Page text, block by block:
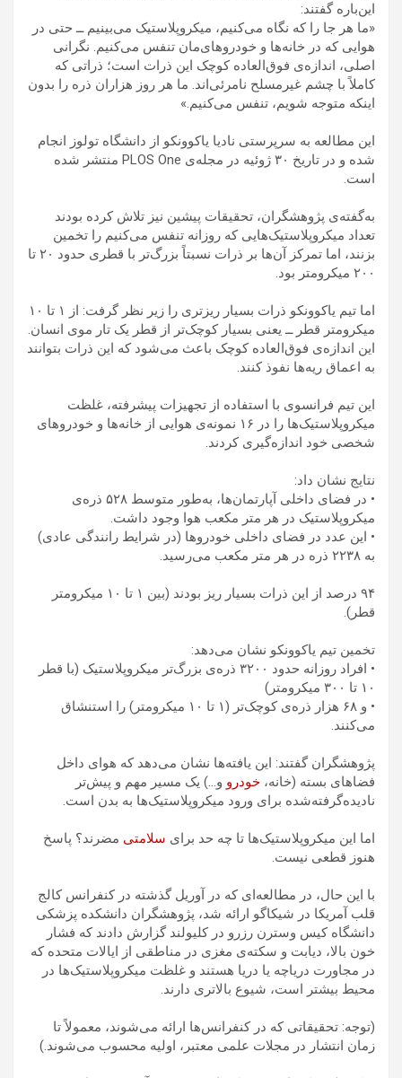
این‌باره گفتند:
«ما هر جا را که نگاه می‌کنیم، میکروپلاستیک می‌بینیم ــ حتی در
هوایی که در خانه‌ها و خودروهای‌مان تنفس می‌کنیم. نگرانی
اصلی، اندازه‌ی فوق‌العاده کوچک این ذرات است؛ ذراتی که
کاملاً با چشم غیرمسلح نامرئی‌اند. ما هر روز هزاران ذره را بدون
اینکه متوجه شویم، تنفس می‌کنیم.»
این مطالعه به سرپرستی نادیا یاکوونکو از دانشگاه تولوز انجام
شده و در تاریخ ۳۰ ژوئیه در مجله‌ی PLOS One منتشر شده
است.
به‌گفته‌ی پژوهشگران، تحقیقات پیشین نیز تلاش کرده بودند
تعداد میکروپلاستیک‌هایی که روزانه تنفس می‌کنیم را تخمین
بزنند، اما تمرکز آن‌ها بر ذرات نسبتاً بزرگ‌تر با قطری حدود ۲۰ تا
۲۰۰ میکرومتر بود.
اما تیم یاکوونکو ذرات بسیار ریزتری را زیر نظر گرفت: از ۱ تا ۱۰
میکرومتر قطر ــ یعنی بسیار کوچک‌تر از قطر یک تار موی انسان.
این اندازه‌ی فوق‌العاده کوچک باعث می‌شود که این ذرات بتوانند
به اعماق ریه‌ها نفوذ کنند.
این تیم فرانسوی با استفاده از تجهیزات پیشرفته، غلظت
میکروپلاستیک‌ها را در ۱۶ نمونه‌ی هوایی از خانه‌ها و خودروهای
شخصی خود اندازه‌گیری کردند.
نتایج نشان داد:
• در فضای داخلی آپارتمان‌ها، به‌طور متوسط ۵۲۸ ذره‌ی
میکروپلاستیک در هر متر مکعب هوا وجود داشت.
• این عدد در فضای داخلی خودروها (در شرایط رانندگی عادی)
به ۲۲۳۸ ذره در هر متر مکعب می‌رسید.
۹۴ درصد از این ذرات بسیار ریز بودند (بین ۱ تا ۱۰ میکرومتر
قطر).
تخمین تیم یاکوونکو نشان می‌دهد:
• افراد روزانه حدود ۳۲۰۰ ذره‌ی بزرگ‌تر میکروپلاستیک (با قطر
۱۰ تا ۳۰۰ میکرومتر)
• و ۶۸ هزار ذره‌ی کوچک‌تر (۱ تا ۱۰ میکرومتر) را استنشاق
می‌کنند.
پژوهشگران گفتند: این یافته‌ها نشان می‌دهد که هوای داخل
فضاهای بسته (خانه، خودرو و…) یک مسیر مهم و پیش‌تر
نادیده‌گرفته‌شده برای ورود میکروپلاستیک‌ها به بدن است.
اما این میکروپلاستیک‌ها تا چه حد برای سلامتی مضرند؟ پاسخ
هنوز قطعی نیست.
با این حال، در مطالعه‌ای که در آوریل گذشته در کنفرانس کالج
قلب آمریکا در شیکاگو ارائه شد، پژوهشگران دانشکده پزشکی
دانشگاه کیس وسترن رزرو در کلیولند گزارش دادند که فشار
خون بالا، دیابت و سکته‌ی مغزی در مناطقی از ایالات متحده که
در مجاورت دریاچه یا دریا هستند و غلظت میکروپلاستیک‌ها در
محیط بیشتر است، شیوع بالاتری دارند.
(توجه: تحقیقاتی که در کنفرانس‌ها ارائه می‌شوند، معمولاً تا
زمان انتشار در مجلات علمی معتبر، اولیه محسوب می‌شوند.)